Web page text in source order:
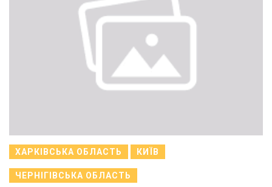
ХАРКІВСЬКА ОБЛАСТЬ КИЇВ
ЧЕРНІГІВСЬКА ОБЛАСТЬ